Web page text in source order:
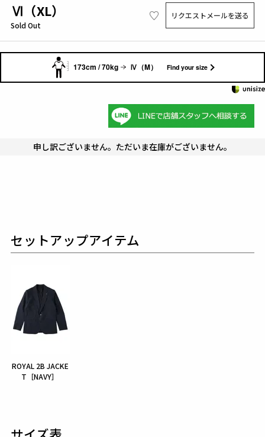
Ⅵ（XL）
Sold Out
リクエストメールを送る
173cm / 70kg Ⅳ（M） Find your size
申し訳ございません。ただいま在庫がございません。
セットアップアイテム
ROYAL 2B JACKE
T［NAVY］